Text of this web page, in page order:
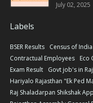
July 02, 2025
Labels
BSER Results Census of
Contractual Employees
Eco
Exam Result
Govt job's in
Hariyalo Rajasthan "Ek Ped
Raj Shaladarpan Shikshak App